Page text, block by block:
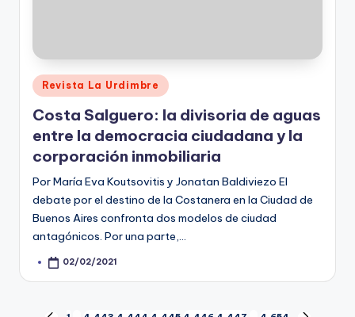
Posted
in
Revista La Urdimbre
Costa Salguero: la divisoria de aguas
entre la democracia ciudadana y la
corporación inmobiliaria
Por María Eva Koutsovitis y Jonatan Baldiviezo El
debate por el destino de la Costanera en la Ciudad de
Buenos Aires confronta dos modelos de ciudad
antagónicos. Por una parte,…
Posted02/02/2021